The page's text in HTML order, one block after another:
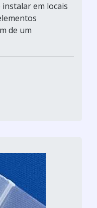
em locais
de um